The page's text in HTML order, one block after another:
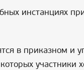
инстанциях
в приказном и
участники